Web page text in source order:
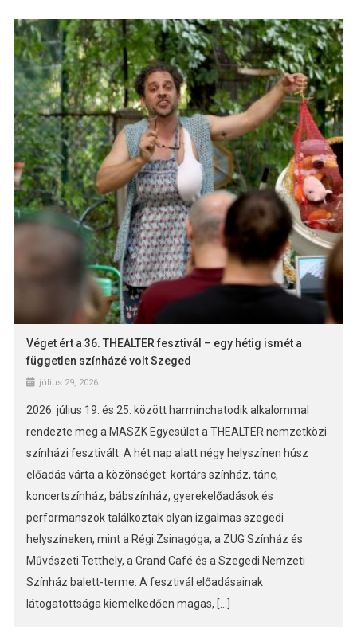
Véget ért a 36. THEALTER fesztivál – egy hétig ismét a
független színházé volt Szeged
július 29, 2026
2026. július 19. és 25. között harminchatodik alkalommal
rendezte meg a MASZK Egyesület a THEALTER nemzetközi
színházi fesztivált. A hét nap alatt négy helyszínen húsz
előadás várta a közönséget: kortárs színház, tánc,
koncertszínház, bábszínház, gyerekelőadások és
performanszok találkoztak olyan izgalmas szegedi
helyszíneken, mint a Régi Zsinagóga, a ZUG Színház és
Művészeti Tetthely, a Grand Café és a Szegedi Nemzeti
Színház balett-terme. A fesztivál előadásainak
látogatottsága kiemelkedően magas, […]